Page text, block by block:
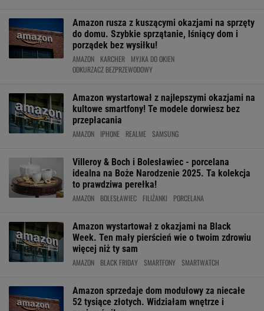
Amazon rusza z kuszącymi okazjami na sprzęty
do domu. Szybkie sprzątanie, lśniący dom i
porządek bez wysiłku!
AMAZON KARCHER
MYJKA DO OKIEN
ODKURZACZ BEZPRZEWODOWY
Amazon wystartował z najlepszymi okazjami na
kultowe smartfony! Te modele dorwiesz bez
przepłacania
AMAZON IPHONE REALME SAMSUNG
Villeroy & Boch i Bolesławiec - porcelana
idealna na Boże Narodzenie 2025. Ta kolekcja
to prawdziwa perełka!
AMAZON BOLESŁAWIEC FILIŻANKI PORCELANA
Amazon wystartował z okazjami na Black
Week. Ten mały pierścień wie o twoim zdrowiu
więcej niż ty sam
AMAZON BLACK FRIDAY SMARTFONY SMARTWATCH
Amazon sprzedaje dom modułowy za niecałe
52 tysiące złotych. Widziałam wnętrze i